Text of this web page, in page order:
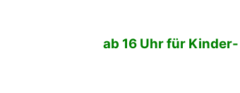
ab 16 Uhr für